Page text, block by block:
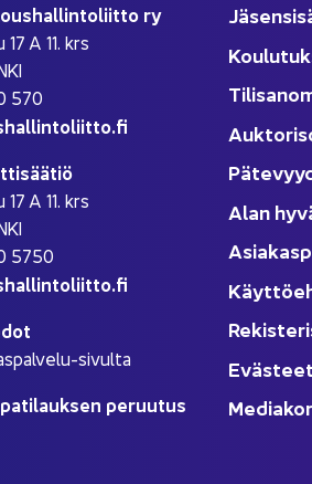
ry
A 11. krs
570
A 11. krs
5750
​sivulta
pe­ruu­tus
Alan
Eväs­teet